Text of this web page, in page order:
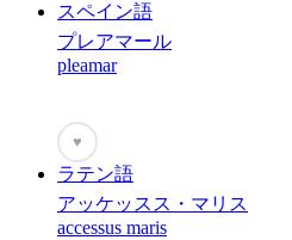
スペイン語
プレアマール
pleamar
♥
ラテン語
アッケッスス・マリス
accessus maris